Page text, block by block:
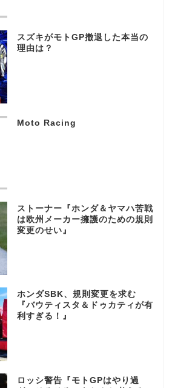
スズキがモトGP撤退した本当の
理由は？
Moto Racing
ストーナー『ホンダ＆ヤマハ苦戦
は欧州メーカー擁護のための規則
変更のせい』
ホンダSBK、規則変更を求む
『バウティスタ＆ドゥカティが有
利すぎる！』
ロッシ警告『モトGPはやり過